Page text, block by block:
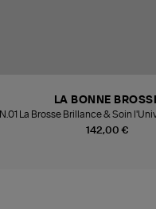
142,00 €
LA BONNE
N.01 La Brosse Brillance & Soin